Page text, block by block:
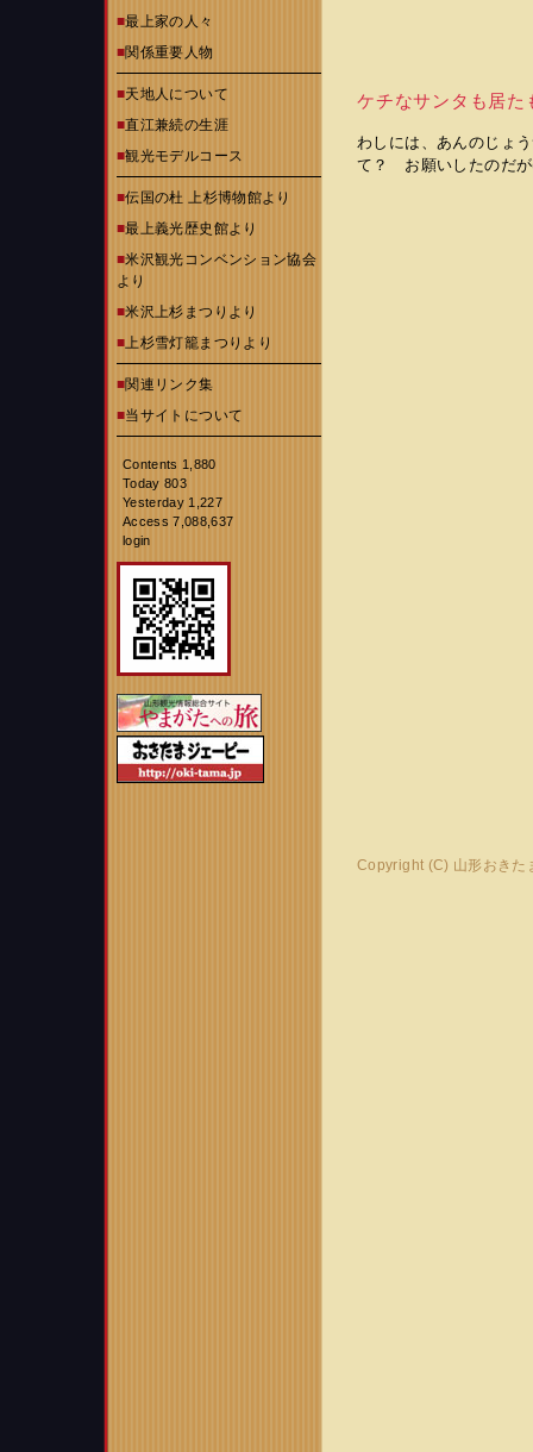
■最上家の人々
■関係重要人物
■天地人について
■直江兼続の生涯
■観光モデルコース
■伝国の杜 上杉博物館より
■最上義光歴史館より
■米沢観光コンベンション協会
より
■米沢上杉まつりより
■上杉雪灯籠まつりより
■関連リンク集
■当サイトについて
Contents 1,880
Today 803
Yesterday 1,227
Access 7,088,637
login
ケチなサンタも居た
わしには、あんのじ
て？ お願いしたのだ
Copyright (C) 山形おき